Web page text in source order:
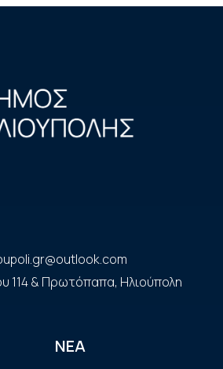
114 & Πρωτόπαπα, Ηλιούπολη
ΝΕΑ